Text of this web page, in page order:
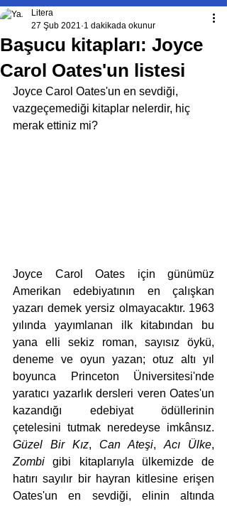
Başucu kitapları: Joyce
Carol Oates'un listesi
Litera
27 Şub 2021 1 dakikada okunur
Joyce Carol Oates'un en sevdiği,
vazgeçemediği kitaplar nelerdir, hiç
merak ettiniz mi?
Joyce Carol Oates için günümüz
Amerikan edebiyatının en çalışkan
yazarı demek yersiz olmayacaktır. 1963
yılında yayımlanan ilk kitabından bu
yana elli sekiz roman, sayısız öykü,
deneme ve oyun yazan; otuz altı yıl
boyunca Princeton Üniversitesi'nde
yaratıcı yazarlık dersleri veren Oates'un
kazandığı edebiyat ödüllerinin
Güzel Bir Kız, Can Ateşi, Acı Ülke
Zombi gibi kitaplarıyla ülkemizde de
hatırı sayılır bir hayran kitlesine erişen
Oates'un en sevdiği, elinin altında